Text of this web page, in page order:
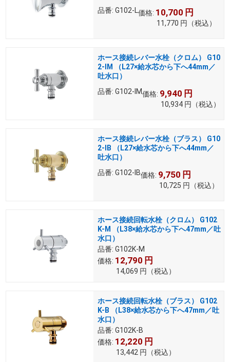
品番: G102-L価格: 10,700 円
11,770 円 （税込）
ホース接続レバー水栓（クロム） G10
2-IM （L27×給水芯から下へ44mm／
吐水口）
品番: G102-IM価格: 9,940 円
10,934 円 （税込）
ホース接続レバー水栓（ブラス） G10
2-IB （L27×給水芯から下へ44mm／
吐水口）
品番: G102-IB価格: 9,750 円
10,725 円 （税込）
ホース接続回転水栓（クロム） G102
K-M （L38×給水芯から下へ47mm／吐
水口）
品番: G102K-M
価格: 12,790 円
14,069 円 （税込）
ホース接続回転水栓（ブラス） G102
K-B （L38×給水芯から下へ47mm／吐
水口）
品番: G102K-B
価格: 12,220 円
13,442 円 （税込）